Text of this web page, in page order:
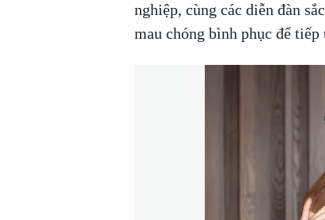
nghiệp, cùng các diễn đàn
mau chóng bình phục để